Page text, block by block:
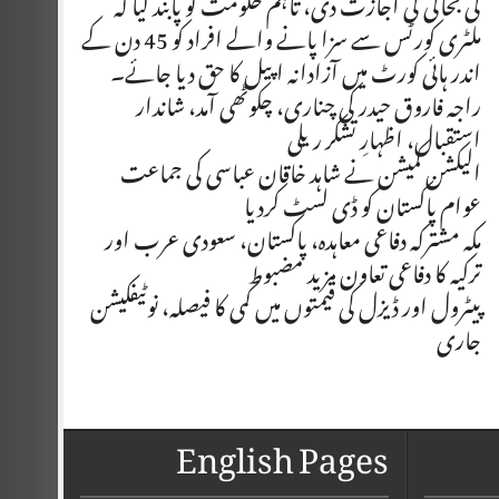
ملٹری کورٹس سے سزا پانے والے افراد کو 45 دن کےاندر ہائی کورٹ میں آزادانہ اپیل کا حق دیا جائے۔
راجہ فاروق حیدر کی چناری، چکوٹھی آمد، شاندار
استقبال، اظہارِ تشکر ریلی
الیکشن کمیشن نے شاہد خاقان عباسی کی جماعت
عوام پاکستان کو ڈی لسٹ کردیا
مکہ مشترکہ دفاعی معاہدہ، پاکستان، سعودی عرب اور
ترکیہ کا دفاعی تعاون مزید مضبوط
پیٹرول اور ڈیزل کی قیمتوں میں کمی کا فیصلہ، نوٹیفکیشن
جاری
English Pages